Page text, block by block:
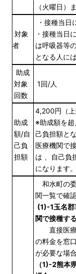
（火曜日）
対象
者
・接種当日
・接種当日
は呼吸器等
となる人に
助成
対象
回数
1回/人
助成
額/自
己負
担額
4,200円（上
※助成額を超
己負担額と
医療機関で
は 、自己負
になります。
和水町の
関一覧で確
(1)-1玉名郡
関で接種す
直接医療
の料金を窓
が必要な場
（1)-2熊本